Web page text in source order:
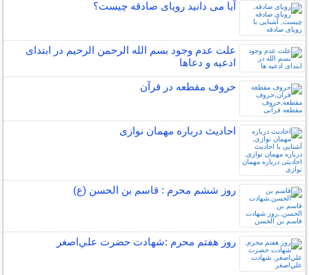
آیا می دانید رویای صادقه چیست؟
علت عدم وجود بسم الله الرحمن الرحیم در ابتدای
ادعیه و دعاها
حروف مقطعه در قرآن
احادیث درباره مهمان نوازی
روز ششم محرم : قاسم بن الحسن (ع)
روز هفتم محرم :شهادت حضرت علي‌اصغر